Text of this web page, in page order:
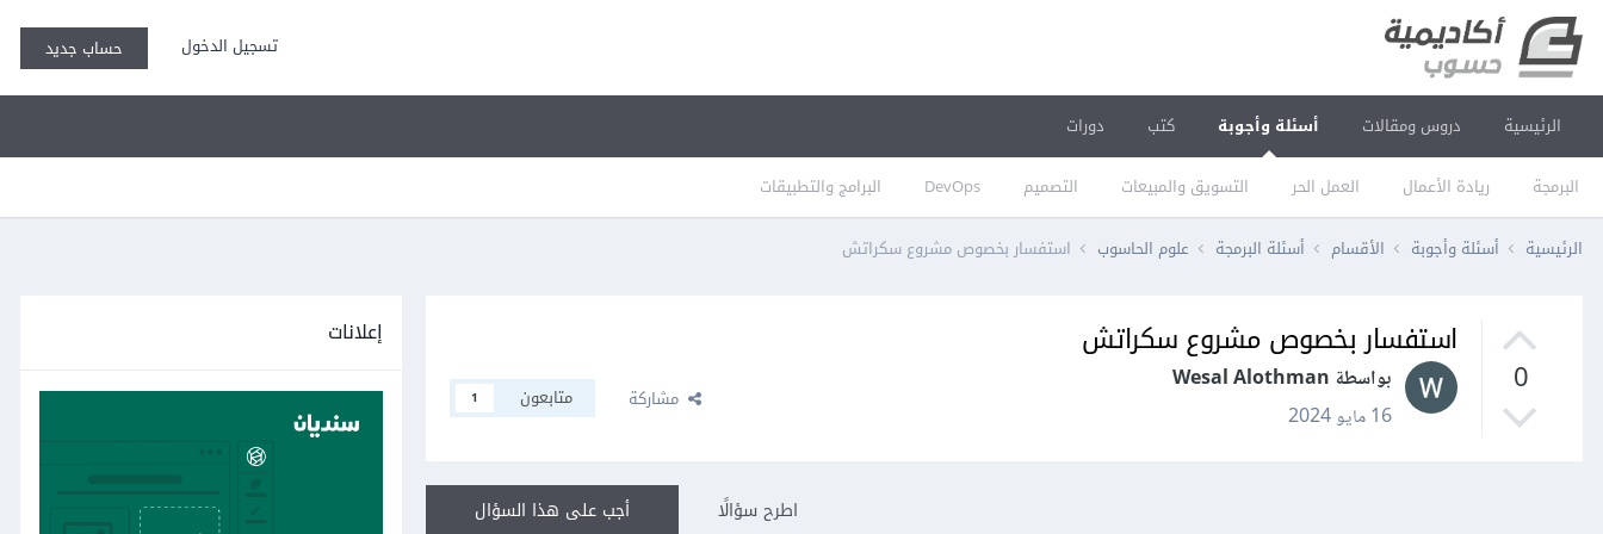
تسجيل الدخول حساب جديد
الرئيسية دروس ومقالات أسئلة وأجوبة
البرمجة ريادة الأعمال العمل الحر التسويق والمبيعات التصميم DevOps البرامج والتطبيقات
كتب دورات
الرئيسية أسئلة وأجوبة الأقسام أسئلة البرمجة علوم الحاسوب استفسار بخصوص مشروع سكراتش
0
استفسار بخصوص مشروع سكراتش
بواسطة Wesal Alothman
16 مايو 2024
مشاركة متابعون 1
أجب على هذا السؤال اطرح سؤالًا
إعلانات